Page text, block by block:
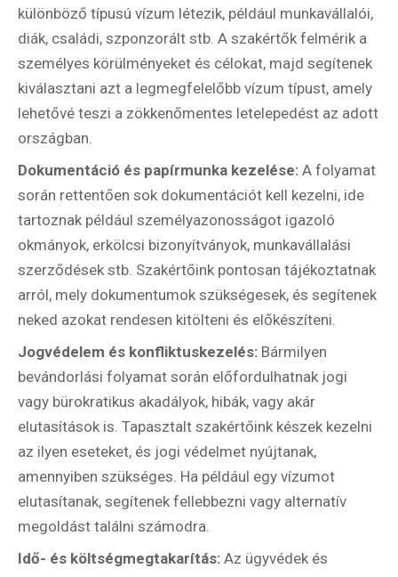
Hírlevél
Email Cím*
Válaszd ki az ajándékod amit
Világkörüli
ízutazás
Külföldre
Kaland -
játék -
100
Utazási
Élmény
poszter
különböző típusú vízum létezik, például munkavállalói,
diák, családi, szponzorált stb. A szakértők felmérik a
személyes körülményeket és célokat, majd segítenek
kiválasztani azt a legmegfelelőbb vízum típust, amely
lehetővé teszi a zökkenőmentes letelepedést az adott
országban.
Dokumentáció és papírmunka kezelése: A folyamat
során rettentően sok dokumentációt kell kezelni, ide
tartoznak például személyazonosságot igazoló
okmányok, erkölcsi bizonyítványok, munkavállalási
szerződések stb. Szakértőink pontosan tájékoztatnak
arról, mely dokumentumok szükségesek, és segítenek
neked azokat rendesen kitölteni és előkészíteni.
Jogvédelem és konfliktuskezelés: Bármilyen
bevándorlási folyamat során előfordulhatnak jogi
vagy bürokratikus akadályok, hibák, vagy akár
elutasítások is. Tapasztalt szakértőink készek kezelni
az ilyen eseteket, és jogi védelmet nyújtanak,
amennyiben szükséges. Ha például egy vízumot
elutasítanak, segítenek fellebbezni vagy alternatív
megoldást találni számodra.
Idő- és költségmegtakarítás: Az ügyvédek és